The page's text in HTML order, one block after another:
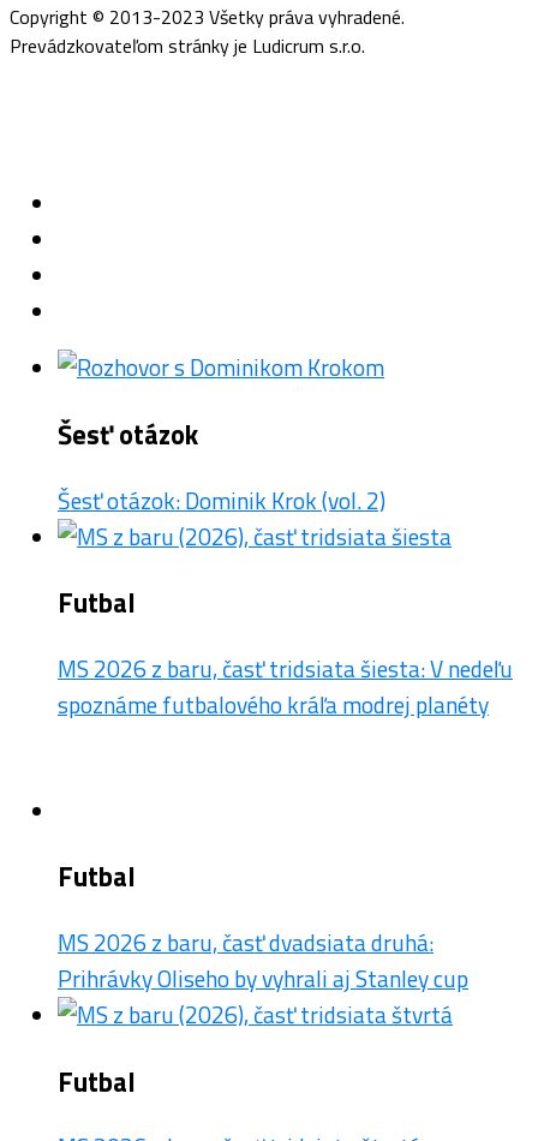
Copyright © 2013-2023 Všetky práva vyhradené.
Prevádzkovateľom stránky je Ludicrum s.r.o.
Šesť otázok
Šesť otázok: Dominik Krok (vol. 2)
Futbal
MS 2026 z baru, časť tridsiata šiesta: V nedeľu
spoznáme futbalového kráľa modrej planéty
Futbal
MS 2026 z baru, časť dvadsiata druhá:
Prihrávky Oliseho by vyhrali aj Stanley cup
Futbal